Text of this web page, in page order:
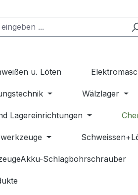
u. Löten
Wälzlager
Lagereinrichtungen
Schlagbohrschrauber